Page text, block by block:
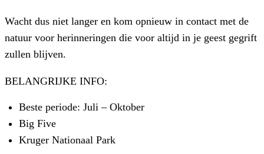
Wacht dus niet langer en kom opnieuw in contact met de
natuur voor herinneringen die voor altijd in je geest gegrift
zullen blijven.
BELANGRIJKE INFO:
Beste periode: Juli – Oktober
Big Five
Kruger Nationaal Park